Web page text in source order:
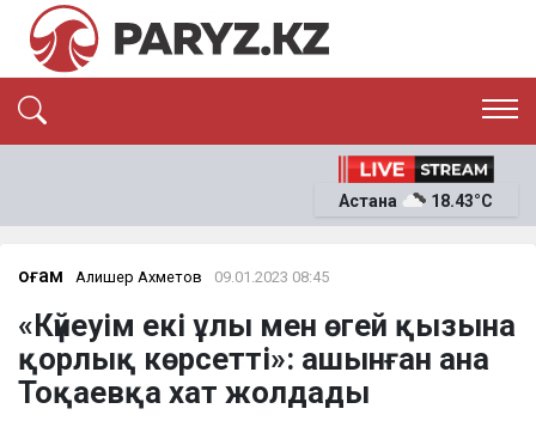
ЭКОНОМИКА
ОҚИҒА
News
Астана 18.43°C
Қоғам Алишер Ахметов 09.01.2023 08:45
«Күйеуім екі ұлы мен өгей қызына
қорлық көрсетті»: ашынған ана
Тоқаевқа хат жолдады